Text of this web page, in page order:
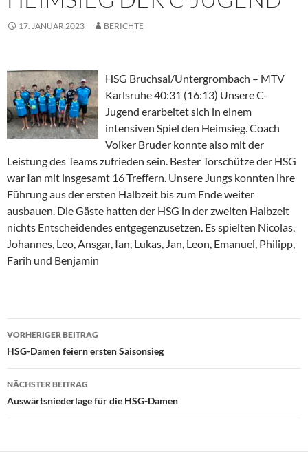
17. JANUAR 2023 BERICHTE
HSG Bruchsal/Untergrombach – MTV
Karlsruhe 40:31 (16:13) Unsere C-
Jugend erarbeitet sich in einem
intensiven Spiel den Heimsieg. Coach
Volker Bruder konnte also mit der
Leistung des Teams zufrieden sein. Bester Torschütze der HSG
war Ian mit insgesamt 16 Treffern. Unsere Jungs konnten ihre
Führung aus der ersten Halbzeit bis zum Ende weiter
ausbauen. Die Gäste hatten der HSG in der zweiten Halbzeit
nichts Entscheidendes entgegenzusetzen. Es spielten Nicolas,
Johannes, Leo, Ansgar, Ian, Lukas, Jan, Leon, Emanuel, Philipp,
Farih und Benjamin
Beitragsnavigation
VORHERIGER BEITRAG
HSG-Damen feiern ersten Saisonsieg
NÄCHSTER BEITRAG
Auswärtsniederlage für die HSG-Damen